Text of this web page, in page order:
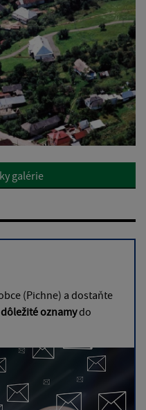
galérie
(Pichne) a dostaňte
dôležité oznamydo